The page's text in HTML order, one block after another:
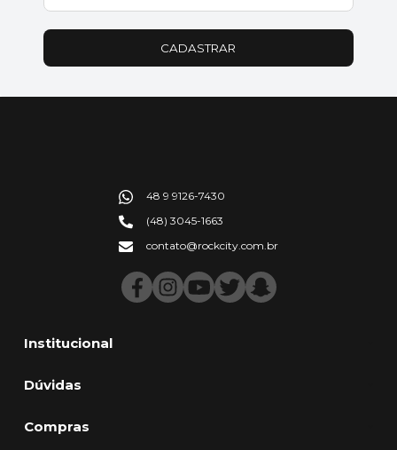
CADASTRAR
Institucional
Dúvidas
Compras
48 9 9126-7430
(48) 3045-1663
contato@rockcity.com.br